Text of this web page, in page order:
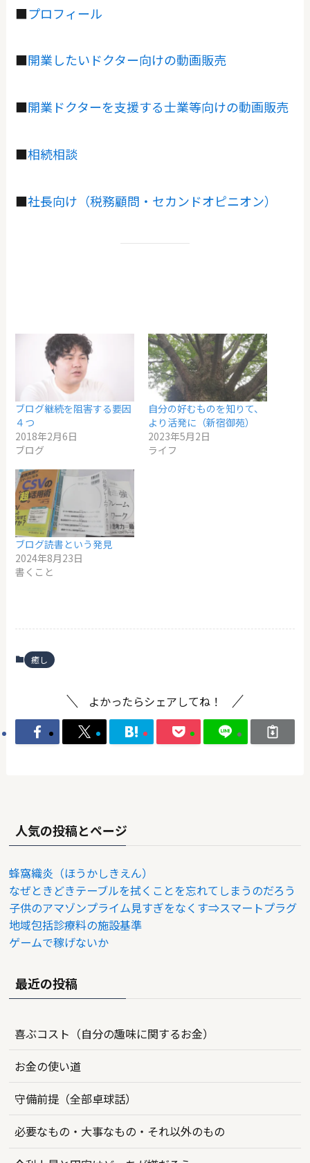
■プロフィール
■開業したいドクター向けの動画販売
■開業ドクターを支援する士業等向けの動画販売
■相続相談
■社長向け（税務顧問・セカンドオピニオン）
ブログ継続を阻害する要因
４つ
2018年2月6日
ブログ
自分の好むものを知りて、
より活発に（新宿御苑）
2023年5月2日
ライフ
ブログ読書という発見
2024年8月23日
書くこと
癒し
よかったらシェアしてね！
人気の投稿とページ
蜂窩織炎（ほうかしきえん）
なぜときどきテーブルを拭くことを忘れてしまうのだろう
子供のアマゾンプライム見すぎをなくす⇒スマートプラグ
地域包括診療料の施設基準
ゲームで稼げないか
最近の投稿
喜ぶコスト（自分の趣味に関するお金）
お金の使い道
守備前提（全部卓球話）
必要なもの・大事なもの・それ以外のもの